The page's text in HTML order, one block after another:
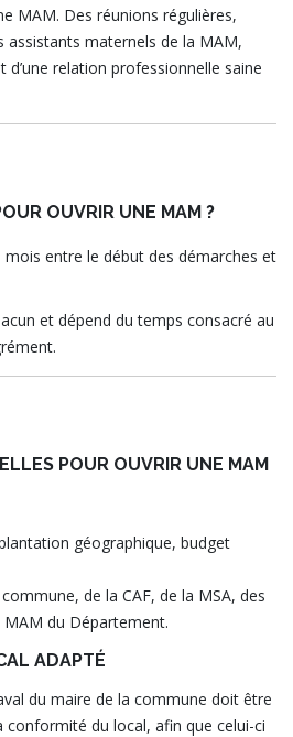
MAM. Des réunions régulières,
assistants maternels de la MAM,
d’une relation professionnelle saine
OUVRIR UNE MAM ?
entre le début des démarches et
et dépend du temps consacré au
POUR OUVRIR UNE MAM
géographique, budget
de la CAF, de la MSA, des
du Département.
ADAPTÉ
du maire de la commune doit être
conformité du local, afin que celui-ci